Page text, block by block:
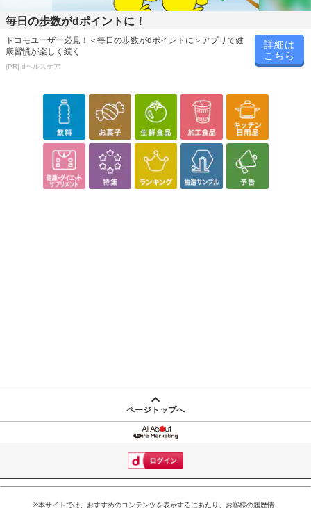
毎日の歩数がdポイントに！
ドコモユーザー必見！＜毎日の歩数がdポイントに＞アプリで健
康習慣が楽しく続く
[PR] dヘルスケア
詳細は
こちら
ページトップへ
※本サイトでは、おすすめのコンテンツを表示するにあたり、お客様の履歴情